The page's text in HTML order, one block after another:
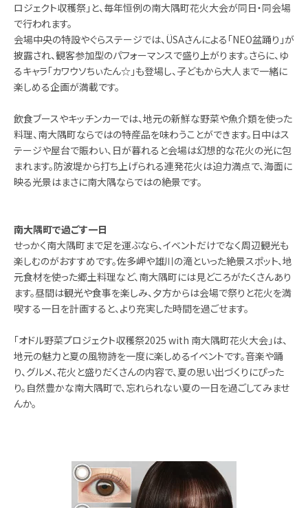
ロジェクト収穫祭」と、毎年恒例の南大隅町花火大会が同日・同会場
で行われます。
会場中央の特設やぐらステージでは、ÜSAさんによる「NEO盆踊り」が
披露され、観客参加型のパフォーマンスで盛り上がります。さらに、ゆ
るキャラ「カワウソちぃたん☆」も登場し、子どもから大人まで一緒に
楽しめる企画が満載です。
飲食ブースやキッチンカーでは、地元の新鮮な野菜や魚介類を使った
料理、南大隅町ならではの特産品を味わうことができます。日中はス
テージや屋台で賑わい、日が暮れると会場は幻想的な花火の光に包
まれます。防波堤から打ち上げられる連発花火は迫力満点で、海面に
映る光景はまさに南大隅ならではの絶景です。
南大隅町で過ごす一日
せっかく南大隅町まで足を運ぶなら、イベントだけでなく周辺観光も
楽しむのがおすすめです。佐多岬や雄川の滝といった絶景スポット、地
元食材を使った郷土料理など、南大隅町には見どころがたくさんあり
ます。昼間は観光や食事を楽しみ、夕方からは会場で祭りと花火を満
喫する一日を計画すると、より充実した時間を過ごせます。
「オドル野菜プロジェクト収穫祭2025 with 南大隅町花火大会」は、
地元の魅力と夏の風物詩を一度に楽しめるイベントです。音楽や踊
り、グルメ、花火と盛りだくさんの内容で、夏の思い出づくりにぴった
り。自然豊かな南大隅町で、忘れられない夏の一日を過ごしてみませ
んか。